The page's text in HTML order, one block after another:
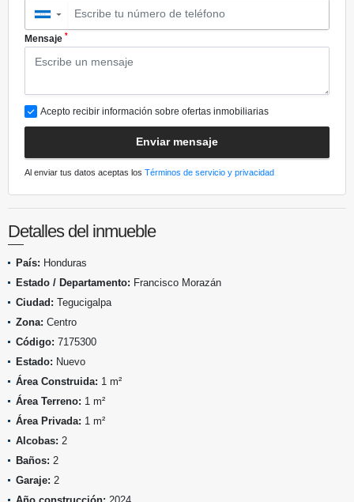
▼
Mensaje *
Acepto recibir información sobre ofertas inmobiliarias
Enviar mensaje
Al enviar tus datos aceptas los Términos de servicio y privacidad
Detalles del inmueble
País: Honduras
Estado / Departamento: Francisco Morazán
Ciudad: Tegucigalpa
Zona: Centro
Código: 7175300
Estado: Nuevo
Área Construida: 1 m²
Área Terreno: 1 m²
Área Privada: 1 m²
Alcobas: 2
Baños: 2
Garaje: 2